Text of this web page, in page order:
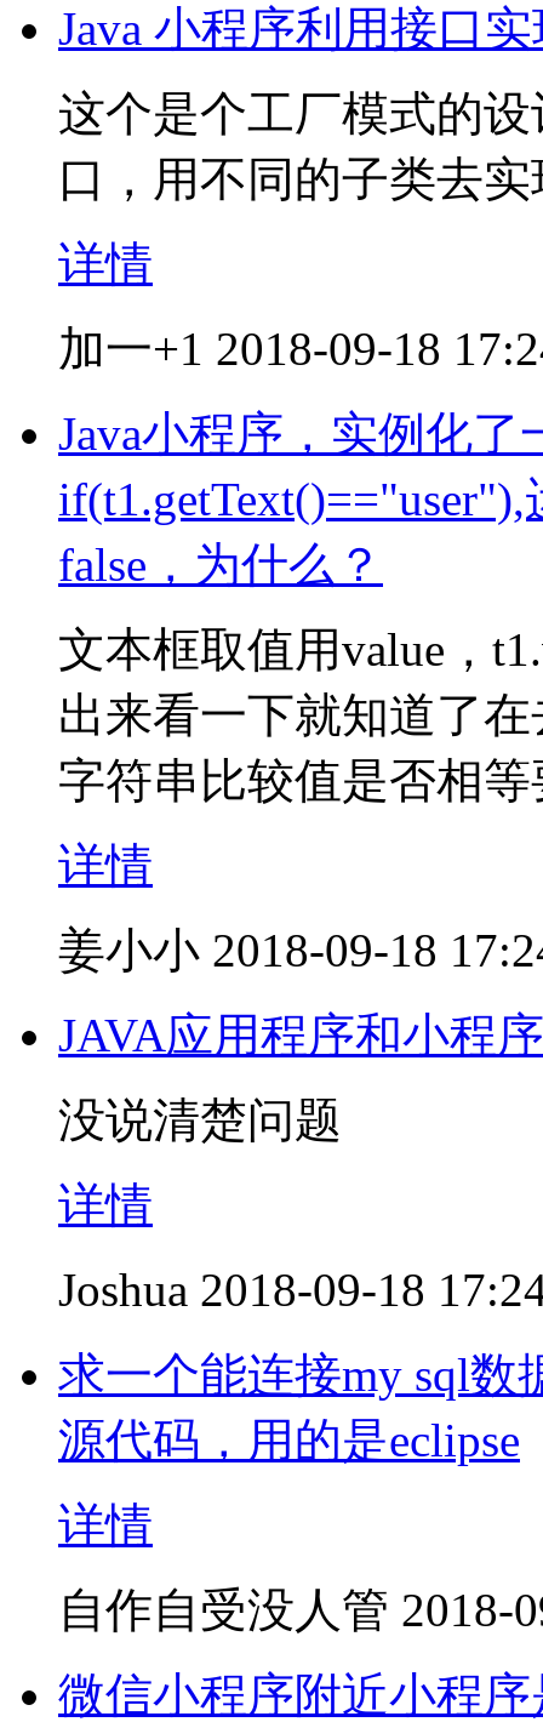
Java 小程序利用接口
这个是个工厂模式的
口，用不同的子类去
详情
加一+1 2018-09-18
Java小程序，实例化了
false，为什么？
文本框取值用value，
出来看一下就知道了
字符串比较值是否相等
详情
姜小小 2018-09-18
JAVA应用程序和小程
没说清楚问题
详情
Joshua 2018-09-18
求一个能连接my sql数
源代码，用的是eclipse
详情
自作自受没人管 2018-
微信小程序附近小程